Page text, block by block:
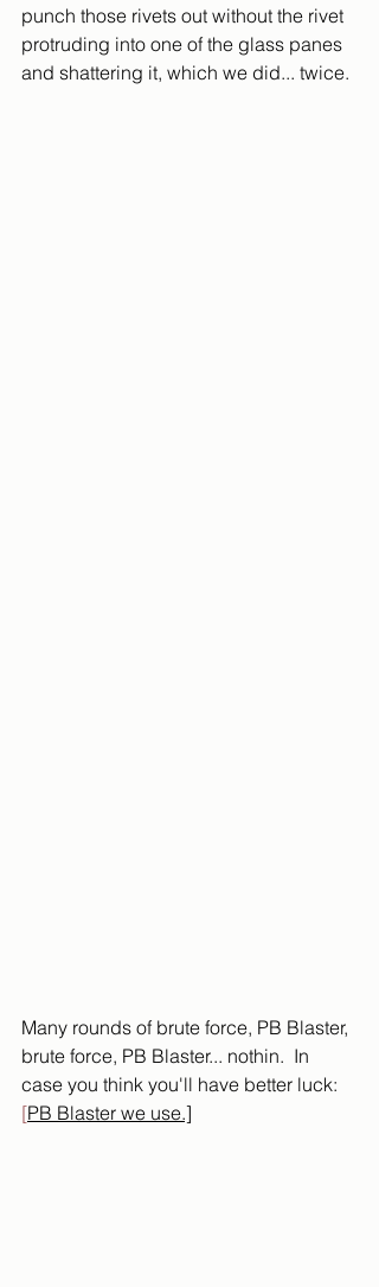
punch those rivets out without the rivet
protruding into one of the glass panes
and shattering it, which we did... twice.
Many rounds of brute force, PB Blaster,
brute force, PB Blaster... nothin.  In
case you think you'll have better luck:
[PB Blaster we use.]